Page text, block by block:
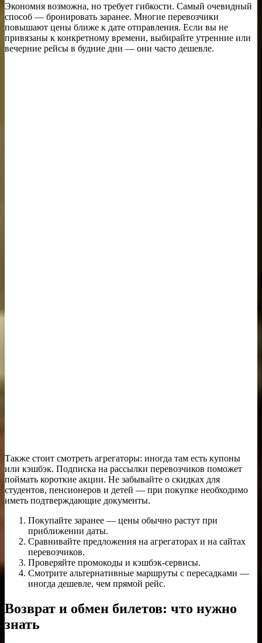
Экономия возможна, но требует гибкости. Самый очевидный
способ — бронировать заранее. Многие перевозчики
повышают цены ближе к дате отправления. Если вы не
привязаны к конкретному времени, выбирайте утренние или
вечерние рейсы в будние дни — они часто дешевле.
Также стоит смотреть агрегаторы: иногда там есть купоны
или кэшбэк. Подписка на рассылки перевозчиков поможет
поймать короткие акции. Не забывайте о скидках для
студентов, пенсионеров и детей — при покупке необходимо
иметь подтверждающие документы.
Покупайте заранее — цены обычно растут при
приближении даты.
Сравнивайте предложения на агрегаторах и на сайтах
перевозчиков.
Проверяйте промокоды и кэшбэк-сервисы.
Смотрите альтернативные маршруты с пересадками —
иногда дешевле, чем прямой рейс.
Возврат и обмен билетов: что нужно
знать